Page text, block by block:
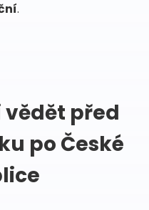
.
vědět před
po České